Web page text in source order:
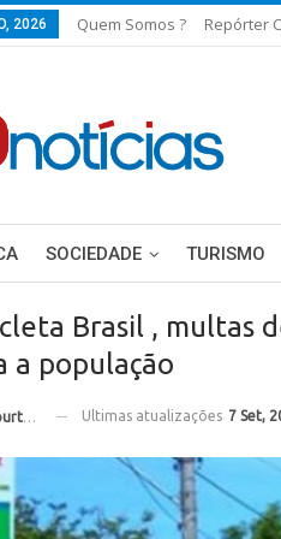
2026 Quem Somos ? Repórter
SOCIEDADE TURISMO
Brasil , multas
a população
Ultimas atualizações 7 Set,